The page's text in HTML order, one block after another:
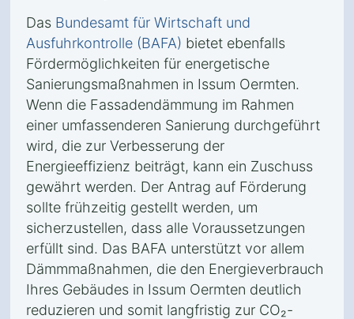
Das Bundesamt für Wirtschaft und
Ausfuhrkontrolle (BAFA) bietet ebenfalls
Fördermöglichkeiten für energetische
Sanierungsmaßnahmen in Issum Oermten.
Wenn die Fassadendämmung im Rahmen
einer umfassenderen Sanierung durchgeführt
wird, die zur Verbesserung der
Energieeffizienz beiträgt, kann ein Zuschuss
gewährt werden. Der Antrag auf Förderung
sollte frühzeitig gestellt werden, um
sicherzustellen, dass alle Voraussetzungen
erfüllt sind. Das BAFA unterstützt vor allem
Dämmmaßnahmen, die den Energieverbrauch
Ihres Gebäudes in Issum Oermten deutlich
reduzieren und somit langfristig zur CO₂-